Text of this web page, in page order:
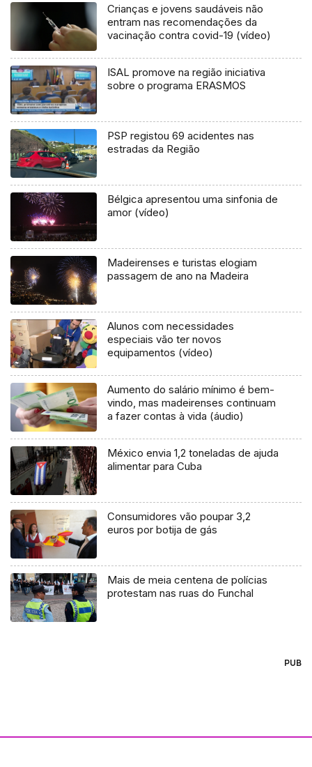
Crianças e jovens saudáveis não
entram nas recomendações da
vacinação contra covid-19 (vídeo)
ISAL promove na região iniciativa
sobre o programa ERASMOS
PSP registou 69 acidentes nas
estradas da Região
Bélgica apresentou uma sinfonia de
amor (vídeo)
Madeirenses e turistas elogiam
passagem de ano na Madeira
Alunos com necessidades
especiais vão ter novos
equipamentos (vídeo)
Aumento do salário mínimo é bem-
vindo, mas madeirenses continuam
a fazer contas à vida (áudio)
México envia 1,2 toneladas de ajuda
alimentar para Cuba
Consumidores vão poupar 3,2
euros por botija de gás
Mais de meia centena de polícias
protestam nas ruas do Funchal
PUB